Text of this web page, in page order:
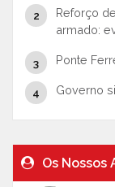
Reforço
armado:
Ponte
Governo
Os Nossos